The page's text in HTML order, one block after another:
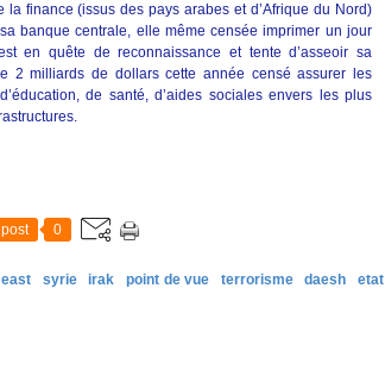
finance (issus des pays arabes et d’Afrique du Nord)
banque centrale, elle même censée imprimer un jour
en quête de reconnaissance et tente d’asseoir sa
2 milliards de dollars cette année censé assurer les
de santé, d’aides sociales envers les plus
0
syrie irak point de vue terrorisme daesh
etat